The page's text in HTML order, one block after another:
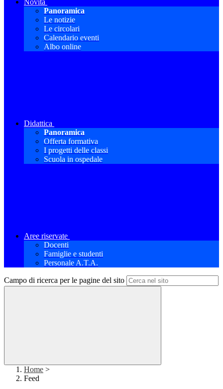
Novità
Panoramica
Le notizie
Le circolari
Calendario eventi
Albo online
Didattica
Panoramica
Offerta formativa
I progetti delle classi
Scuola in ospedale
Aree riservate
Docenti
Famiglie e studenti
Personale A.T.A.
Campo di ricerca per le pagine del sito
Home >
Feed